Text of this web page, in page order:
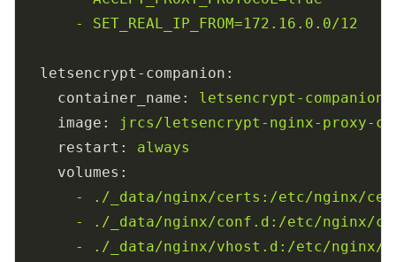
-
SET_REAL_IP_FROM=172.16.0.0/12
letsencrypt-companion:
container_name:
letsencrypt-companion
image:
jrcs/letsencrypt-nginx-proxy-
restart:
always
volumes:
-
./_data/nginx/certs:/etc/nginx/
-
./_data/nginx/conf.d:/etc/nginx/
-
./_data/nginx/vhost.d:/etc/nginx/